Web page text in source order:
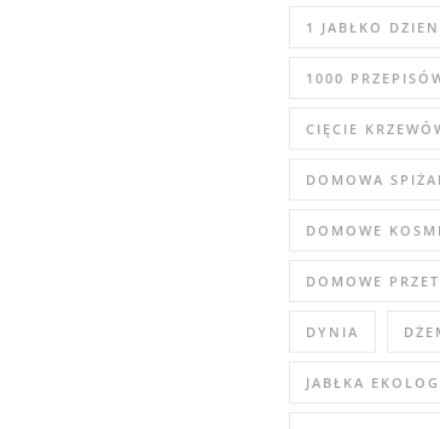
1 JABŁKO
1000
CIĘCIE
DOMOWA
DOMOWE
DOMOWE
DYNIA
JABŁKA